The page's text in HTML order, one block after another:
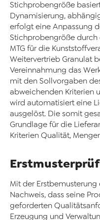
Stichprobengröße
Dynamisierung,
erfolgt eine Anpassung
Stichprobengröße durch
MTG für die
Weitervertrieb Granulat
Vereinnahmung das
mit den Sollvorgaben
abweichenden Kriterien
wird automatisiert eine
ausgelöst. Die somit
Grundlage für die
Kriterien Qualität,
Mit der
Nachweis, dass seine
geforderten
Erzeugung und